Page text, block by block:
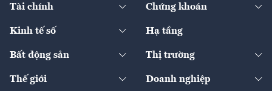
Diễn đàn
Tài chính
Ngân hàng
Bảo hiểm
Chứng khoán
Doanh nghiệp niêm yết
Kinh tế số
Sản phẩm - Thị trường
Hạ tầng
Bất động sản
Chính sách
Thị trường
Thế giới Doanh nghiệp